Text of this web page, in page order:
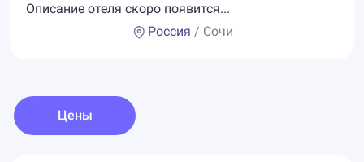
Описание отеля скоро появится...
Россия / Сочи
Цены